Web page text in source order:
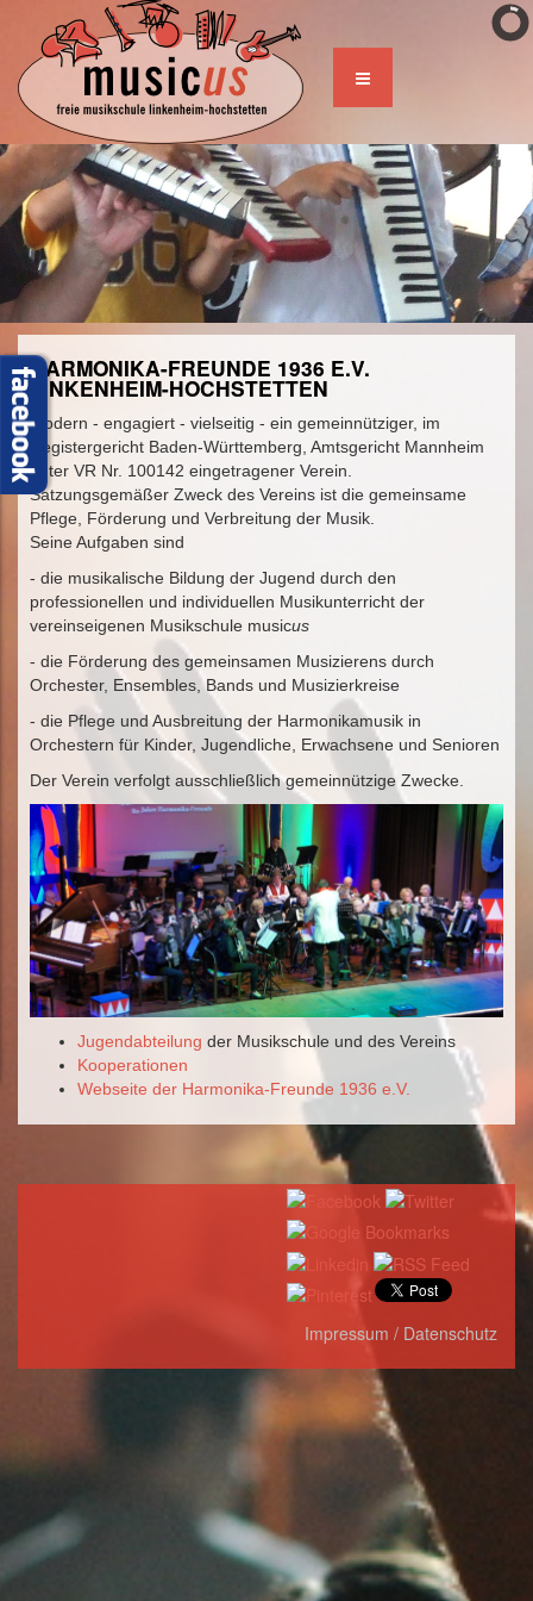
HARMONIKA-FREUNDE 1936 E.V.
LINKENHEIM-HOCHSTETTEN
modern - engagiert - vielseitig - ein gemeinnütziger, im
Registergericht Baden-Württemberg, Amtsgericht Mannheim
unter VR Nr. 100142 eingetragener Verein.
Satzungsgemäßer Zweck des Vereins ist die gemeinsame
Pflege, Förderung und Verbreitung der Musik.
Seine Aufgaben sind
- die musikalische Bildung der Jugend durch den
professionellen und individuellen Musikunterricht der
vereinseigenen Musikschule musicus
- die Förderung des gemeinsamen Musizierens durch
Orchester, Ensembles, Bands und Musizierkreise
- die Pflege und Ausbreitung der Harmonikamusik in
Orchestern für Kinder, Jugendliche, Erwachsene und Senioren
Der Verein verfolgt ausschließlich gemeinnützige Zwecke.
Jugendabteilung der Musikschule und des Vereins
Kooperationen
Webseite der Harmonika-Freunde 1936 e.V.
Impressum / Datenschutz